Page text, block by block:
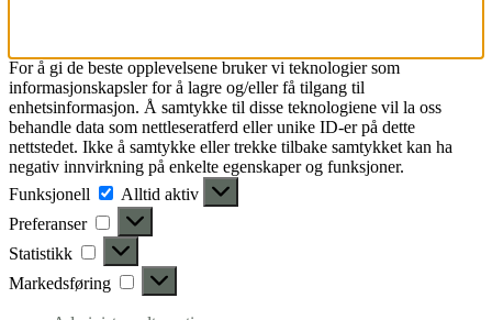
For å gi de beste opplevelsene bruker vi teknologier som
informasjonskapsler for å lagre og/eller få tilgang til
enhetsinformasjon. Å samtykke til disse teknologiene vil la oss
behandle data som nettleseratferd eller unike ID-er på dette
nettstedet. Ikke å samtykke eller trekke tilbake samtykket kan ha
negativ innvirkning på enkelte egenskaper og funksjoner.
Funksjonell
Funksjonell
Alltid aktiv
Preferanser
Preferanser
Statistikk
Statistikk
Markedsføring
Markedsføring